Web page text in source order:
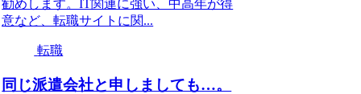
勧めします。IT関連に強い、中高年が得
意など、転職サイトに関...
転職
同じ派遣会社と申しましても…。